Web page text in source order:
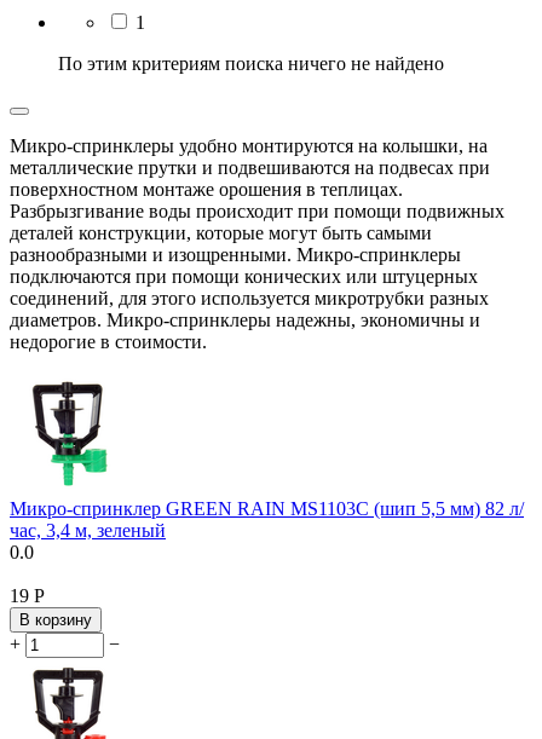
1
По этим критериям поиска ничего не найдено
Микро-спринклеры удобно монтируются на колышки, на
металлические прутки и подвешиваются на подвесах при
поверхностном монтаже орошения в теплицах.
Разбрызгивание воды происходит при помощи подвижных
деталей конструкции, которые могут быть самыми
разнообразными и изощренными. Микро-спринклеры
подключаются при помощи конических или штуцерных
соединений, для этого используется микротрубки разных
диаметров. Микро-спринклеры надежны, экономичны и
недорогие в стоимости.
Микро-спринклер GREEN RAIN MS1103C (шип 5,5 мм) 82 л/
час, 3,4 м, зеленый
0.0
‍19‍ Р
В корзину
+ −